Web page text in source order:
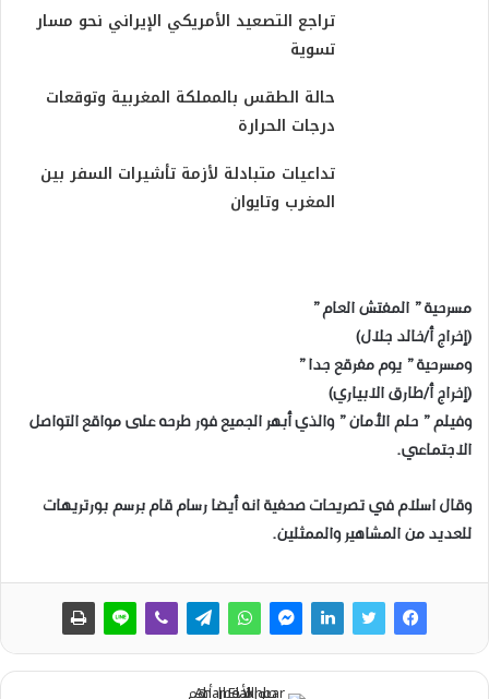
تراجع التصعيد الأمريكي الإيراني نحو مسار
تسوية
حالة الطقس بالمملكة المغربية وتوقعات
درجات الحرارة
تداعيات متبادلة لأزمة تأشيرات السفر بين
المغرب وتايوان
مسرحية ” المفتش العام ”
(إخراج أ/خالد جلال)
ومسرحية ” يوم مفرقع جدا ”
(إخراج أ/طارق الابياري)
وفيلم ” حلم الأمان ” والذي أبهر الجميع فور طرحه على مواقع التواصل
الاجتماعي.
وقال اسلام في تصريحات صحفية انه أيضا رسام قام برسم بورتريهات
للعديد من المشاهير والممثلين.